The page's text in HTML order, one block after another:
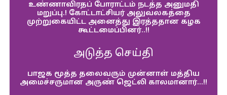
உண்ணாவிரதப் போராட்டம் நடத்த அனுமதி
மறுப்பு.! கோட்டாட்சியர் அலுவலகத்தை
முற்றுகையிட்ட அனைத்து இரத்ததான கழக
கூட்டமைப்பினர்..!!
அடுத்த செய்தி
பாஜக மூத்த தலைவரும் முன்னாள் மத்திய
அமைச்சருமான அருண் ஜெட்லி காலமானார்…!!